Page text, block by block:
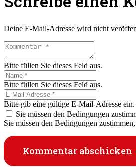
Deine E-Mail-Adresse wird nicht
Bitte füllen Sie dieses Feld aus.
Bitte füllen Sie dieses Feld aus.
Bitte gib eine gültige E-Mail-Adresse ein.
Sie müssen den Bedingungen
Sie müssen den Bedingungen
Kommentar abschicken